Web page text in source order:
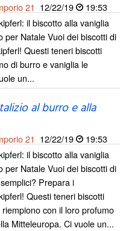
21 12/22/19
19:53
il biscotto alla vaniglia
per Natale Vuoi dei biscotti di
Questi teneri biscotti
di burro e vaniglia le
un...
al burro e alla
21 12/22/19
19:53
il biscotto alla vaniglia
per Natale Vuoi dei biscotti di
Prepara i
Questi teneri biscotti
riempiono con il loro profumo
Mitteleuropa. Ci vuole un...